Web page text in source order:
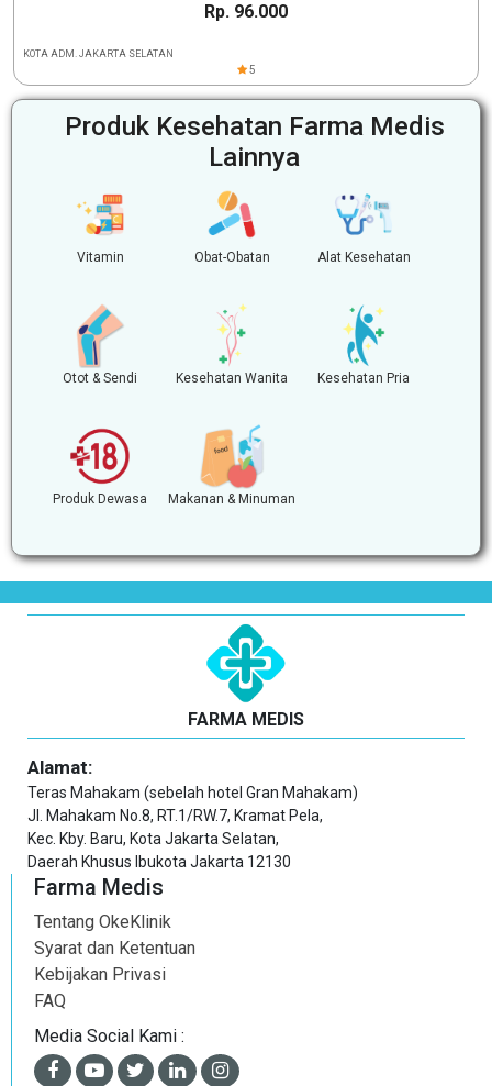
Rp. 96.000
KOTA ADM. JAKARTA SELATAN
5
Produk Kesehatan Farma Medis
Lainnya
Vitamin Obat-Obatan Alat Kesehatan
Otot & Sendi Kesehatan Wanita Kesehatan Pria
Produk Dewasa Makanan & Minuman
FARMA MEDIS
Alamat:
Teras Mahakam (sebelah hotel Gran Mahakam)
Jl. Mahakam No.8, RT.1/RW.7, Kramat Pela,
Kec. Kby. Baru, Kota Jakarta Selatan,
Daerah Khusus Ibukota Jakarta 12130
Farma Medis
Tentang OkeKlinik
Syarat dan Ketentuan
Kebijakan Privasi
FAQ
Media Social Kami :